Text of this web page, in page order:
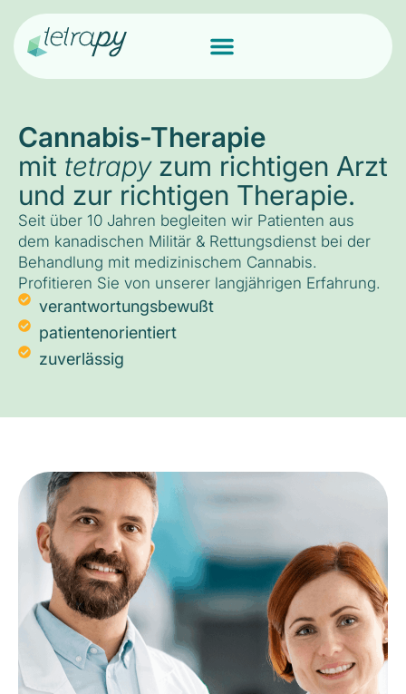
Cannabis-Therapie
mit tetrapyzum richtigen Arzt
und zur richtigen Therapie.
Seit über 10 Jahren begleiten wir Patienten aus
dem kanadischen Militär & Rettungsdienst bei der
Behandlung mit medizinischem Cannabis.
Profitieren Sie von unserer langjährigen Erfahrung.
verantwortungsbewußt
patientenorientiert
zuverlässig